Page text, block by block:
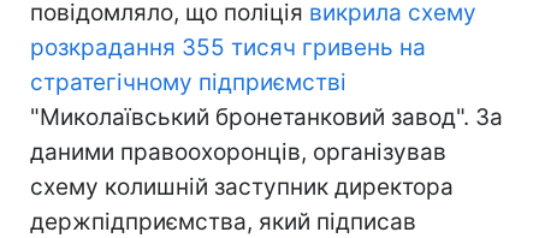
повідомляло, що поліція викрила схему
розкрадання 355 тисяч гривень на
стратегічному підприємстві
"Миколаївський бронетанковий завод". За
даними правоохоронців, організував
схему колишній заступник директора
держпідприємства, який підписав